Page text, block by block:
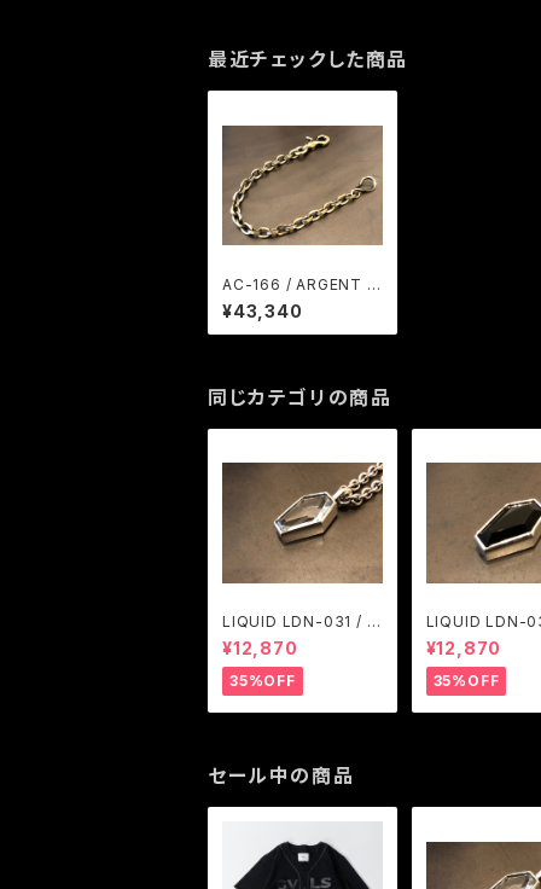
最近チェックした商品
AC-166 / ARGENT G
LEAM
¥43,340
同じカテゴリの商品
LIQUID LDN-031 / A
RGENT GLEAM
¥12,870
35%OFF
LIQUID LDN-
RGENT GLEAM
¥12,870
35%OFF
セール中の商品